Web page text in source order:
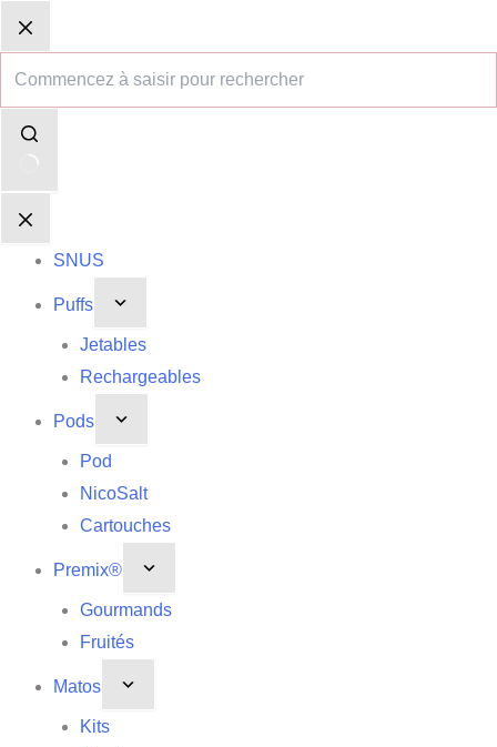
au
contenu
résultat
SNUS
Puffs
Jetables
Rechargeables
Pods
Pod
NicoSalt
Cartouches
Premix®
Gourmands
Fruités
Matos
Kits
d’achat
d’achat